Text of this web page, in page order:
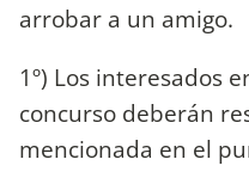
arrobar a un amigo.
1º) Los interesados
concurso deberán
mencionada en el